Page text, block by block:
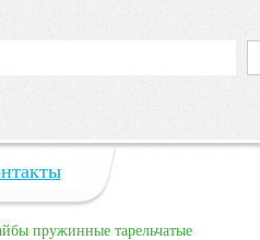
пружинные тарельчатые